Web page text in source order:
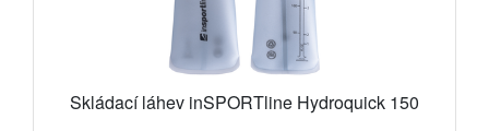
Skládací láhev inSPORTline Hydroquick 150